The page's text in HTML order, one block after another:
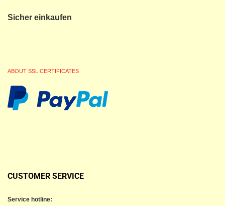
Sicher einkaufen
ABOUT SSL CERTIFICATES
CUSTOMER SERVICE
Service hotline: